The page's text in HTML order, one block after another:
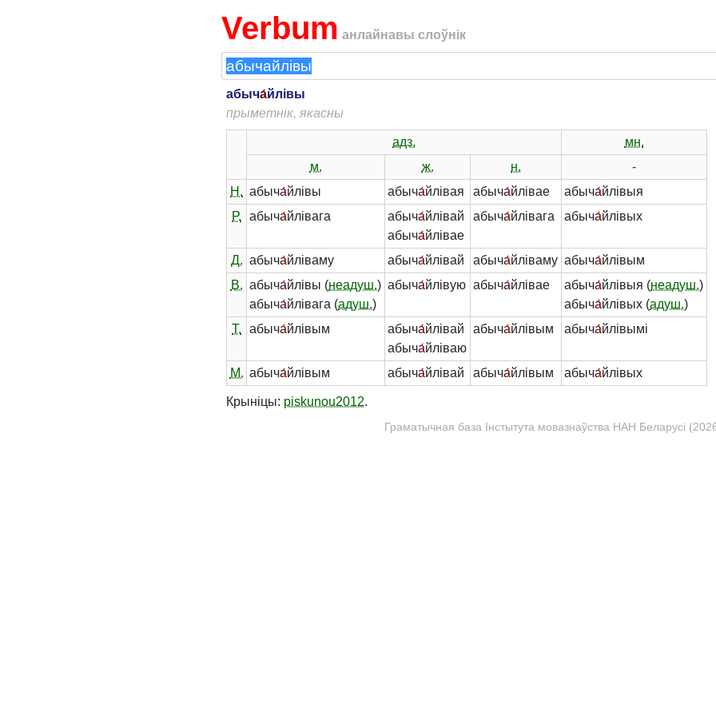
Verbum анлайнавы слоўнік
абыча́йлівы
прыметнік, якасны
адз.
мн.
м.
ж. н.
-
Н. абыча́йлівы абыча́йлівая абыча́йлівае абыча́йлівыя
Р.
абыча́йлівага абыча́йлівай
абыча́йлівае
абыча́йлівага абыча́йлівых
Д. абыча́йліваму абыча́йлівай абыча́йліваму абыча́йлівым
В. абыча́йлівы (неадуш.)
абыча́йлівага (адуш.)
абыча́йлівую абыча́йлівае абыча́йлівыя (неадуш.)
абыча́йлівых (адуш.)
Т.
абыча́йлівым абыча́йлівай
абыча́йліваю
абыча́йлівым абыча́йлівымі
М. абыча́йлівым абыча́йлівай абыча́йлівым абыча́йлівых
Крыніцы: piskunou2012.
Граматычная база Інстытута мовазнаўства НАН Беларусі